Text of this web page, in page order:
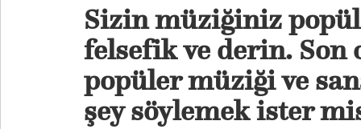
Sizin müziğiniz
felsefik ve derin.
popüler müziği ve
şey söylemek ister